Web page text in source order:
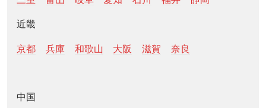
近畿
京都 兵庫 和歌山 大阪 滋賀 奈良
中国